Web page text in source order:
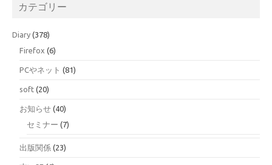
カテゴリー
Diary (378)
Firefox (6)
PCやネット (81)
soft (20)
お知らせ (40)
セミナー (7)
出版関係 (23)